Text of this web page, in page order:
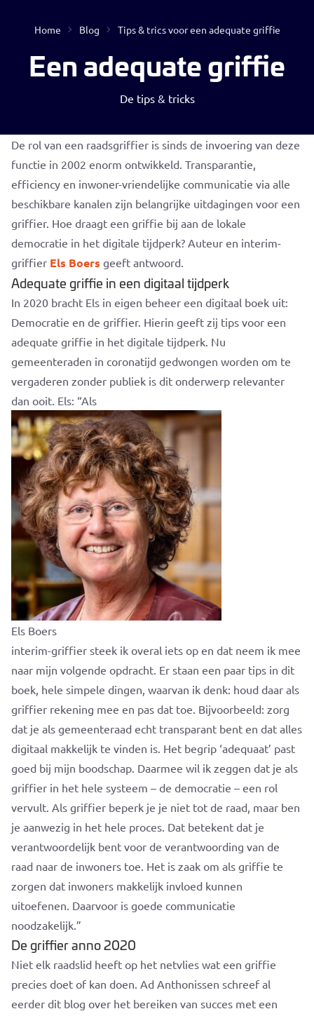
Geen resultaten gevonden
Home Blog Tips & trics voor een adequate griffie
Een adequate griffie
De tips & tricks
De rol van een raadsgriffier is sinds de invoering van deze
functie in 2002 enorm ontwikkeld. Transparantie,
efficiency en inwoner-vriendelijke communicatie via alle
beschikbare kanalen zijn belangrijke uitdagingen voor een
griffier. Hoe draagt een griffie bij aan de lokale
democratie in het digitale tijdperk? Auteur en interim-
griffier Els Boers geeft antwoord.
Adequate griffie in een digitaal tijdperk
In 2020 bracht Els in eigen beheer een digitaal boek uit:
Democratie en de griffier. Hierin geeft zij tips voor een
adequate griffie in het digitale tijdperk. Nu
gemeenteraden in coronatijd gedwongen worden om te
vergaderen zonder publiek is dit onderwerp relevanter
dan ooit. Els: “Als
Els Boers
interim-griffier steek ik overal iets op en dat neem ik mee
naar mijn volgende opdracht. Er staan een paar tips in dit
boek, hele simpele dingen, waarvan ik denk: houd daar als
griffier rekening mee en pas dat toe. Bijvoorbeeld: zorg
dat je als gemeenteraad echt transparant bent en dat alles
digitaal makkelijk te vinden is. Het begrip ‘adequaat’ past
goed bij mijn boodschap. Daarmee wil ik zeggen dat je als
griffier in het hele systeem – de democratie – een rol
vervult. Als griffier beperk je je niet tot de raad, maar ben
je aanwezig in het hele proces. Dat betekent dat je
verantwoordelijk bent voor de verantwoording van de
raad naar de inwoners toe. Het is zaak om als griffie te
zorgen dat inwoners makkelijk invloed kunnen
uitoefenen. Daarvoor is goede communicatie
noodzakelijk.”
De griffier anno 2020
Niet elk raadslid heeft op het netvlies wat een griffie
precies doet of kan doen. Ad Anthonissen schreef al
eerder dit blog over het bereiken van succes met een